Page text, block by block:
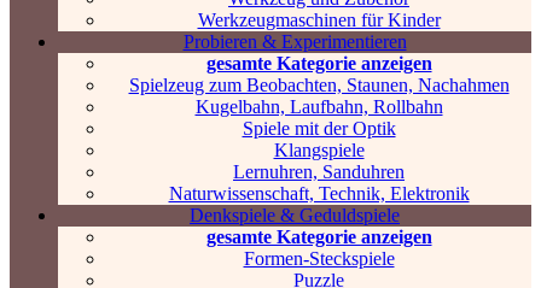
Werkzeugmaschinen für Kinder
Probieren & Experimentieren
gesamte Kategorie anzeigen
Spielzeug zum Beobachten, Staunen, Nachahmen
Kugelbahn, Laufbahn, Rollbahn
Spiele mit der Optik
Klangspiele
Lernuhren, Sanduhren
Naturwissenschaft, Technik, Elektronik
Denkspiele & Geduldspiele
gesamte Kategorie anzeigen
Formen-Steckspiele
Puzzle